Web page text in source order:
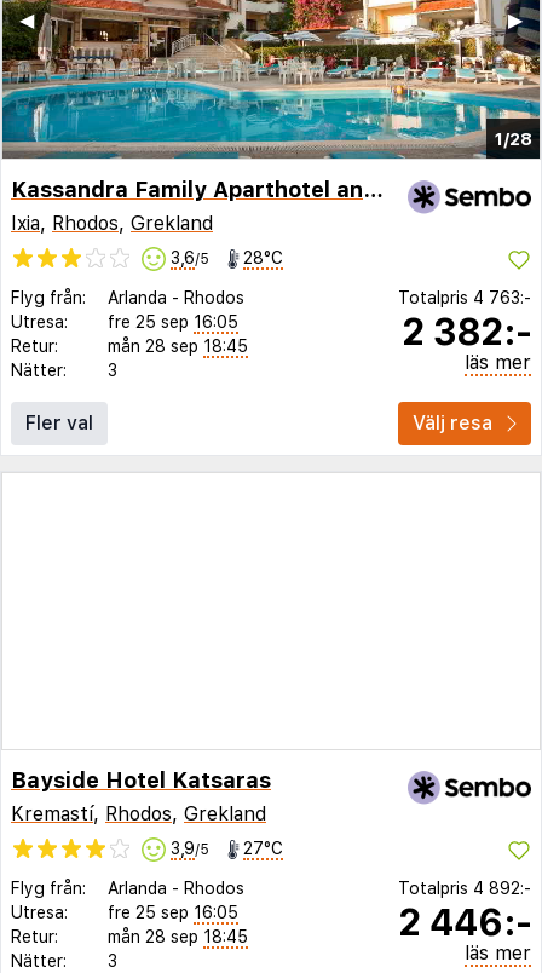
1/28
▶︎
◀︎
Kassandra Family Aparthotel and SPA
Ixia, Rhodos, Grekland
3,6/5 28°C
Flyg från: Arlanda - Rhodos
Utresa:
fre 25 sep 16:05
Retur:
mån 28 sep 18:45
Nätter:
3
Totalpris 4 763:-
2 382:-
läs mer
Fler val Välj resa
Bayside Hotel Katsaras
Kremastí, Rhodos, Grekland
3,9/5 27°C
Flyg från: Arlanda - Rhodos
Utresa:
fre 25 sep 16:05
Retur:
mån 28 sep 18:45
Nätter:
3
Totalpris 4 892:-
2 446:-
läs mer